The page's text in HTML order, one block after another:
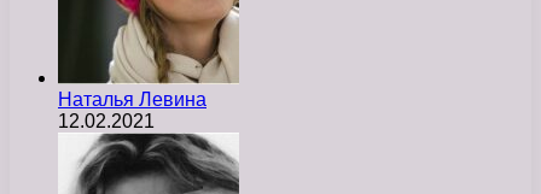
Наталья Левина
12.02.2021